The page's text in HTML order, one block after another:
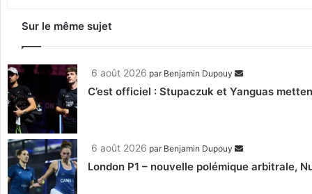
Sur le même sujet
6 août 2026 par Benjamin Dupouy
C’est officiel : Stupaczuk et Yanguas
6 août 2026 par Benjamin Dupouy
London P1 – nouvelle polémique arbitrale,